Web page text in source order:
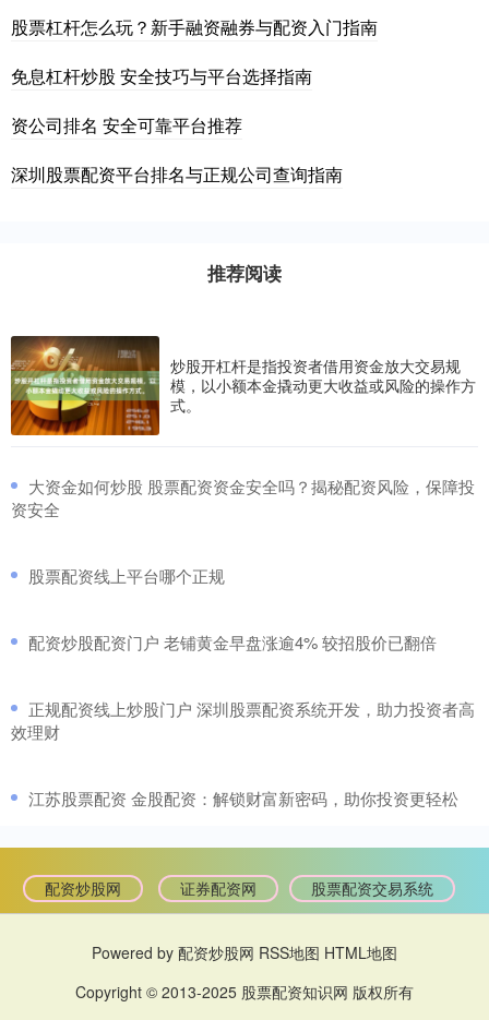
股票杠杆怎么玩？新手融资融券与配资入门指南
免息杠杆炒股 安全技巧与平台选择指南
资公司排名 安全可靠平台推荐
深圳股票配资平台排名与正规公司查询指南
推荐阅读
炒股开杠杆是指投资者借用资金放大交易规
模，以小额本金撬动更大收益或风险的操作方
式。
​大资金如何炒股 股票配资资金安全吗？揭秘配资风险，保障投
资安全
​股票配资线上平台哪个正规
​配资炒股配资门户 老铺黄金早盘涨逾4% 较招股价已翻倍
​正规配资线上炒股门户 深圳股票配资系统开发，助力投资者高
效理财
​江苏股票配资 金股配资：解锁财富新密码，助你投资更轻松
配资炒股网 证券配资网 股票配资交易系统
Powered by 配资炒股网 RSS地图 HTML地图
Copyright © 2013-2025 股票配资知识网 版权所有